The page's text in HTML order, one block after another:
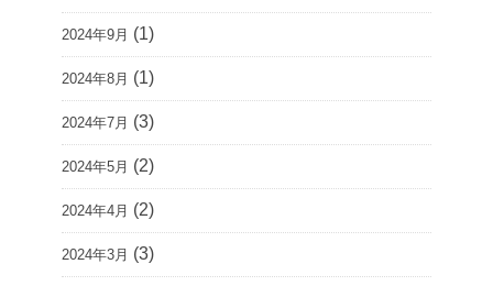
2024年9月 (1)
2024年8月 (1)
2024年7月 (3)
2024年5月 (2)
2024年4月 (2)
2024年3月 (3)